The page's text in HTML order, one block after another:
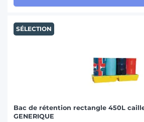
SÉLECTION
Bac de rétention rectangle 450L
GENERIQUE